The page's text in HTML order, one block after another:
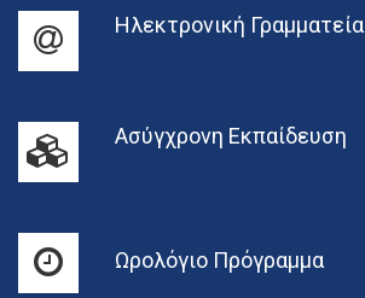
Ηλεκτρονική Γραμματεία
Ασύγχρονη Εκπαίδευση
Ωρολόγιο Πρόγραμμα